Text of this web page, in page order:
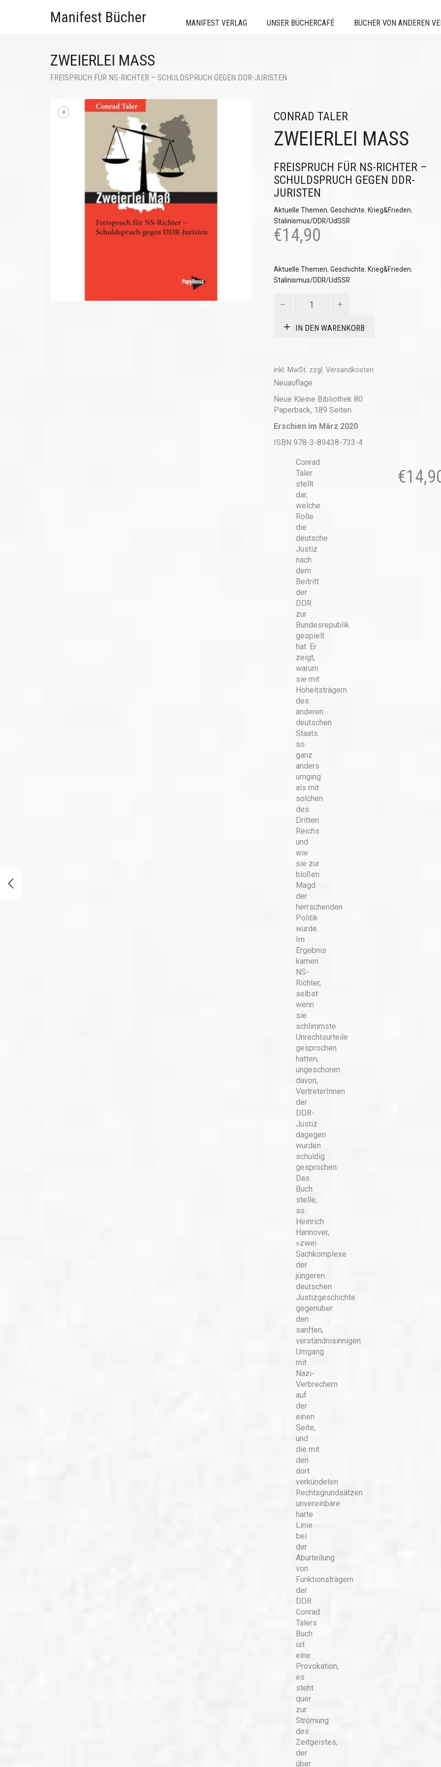
Manifest Bücher MANIFEST VERLAG UNSER BÜCHERCAFÉ BÜCHER VON ANDEREN
ZWEIERLEI MASS
FREISPRUCH FÜR NS-RICHTER – SCHULDSPRUCH GEGEN DDR-JURISTEN
+ CONRAD TALER
ZWEIERLEI MASS
FREISPRUCH FÜR NS-RICHTER –
SCHULDSPRUCH GEGEN DDR-
JURISTEN
Aktuelle Themen, Geschichte, Krieg&Frieden,
Stalinismus/DDR/UdSSR
€14,90
Aktuelle Themen, Geschichte, Krieg&Frieden,
Stalinismus/DDR/UdSSR
IN DEN WARENKORB
inkl. MwSt. zzgl. Versandkosten
Neuauflage
Neue Kleine Bibliothek 80
Paperback, 189 Seiten
Erschien im März 2020
ISBN 978-3-89438-733-4
Conrad
Taler
stellt
dar,
welche
Rolle
die
deutsche
Justiz
nach
dem
Beitritt
der
DDR
zur
Bundesrepublik
gespielt
hat. Er
zeigt,
warum
sie mit
Hoheitsträgern
des
anderen
deutschen
Staats
so
ganz
anders
umging
als mit
solchen
des
Dritten
Reichs
und
wie
sie zur
bloßen
Magd
der
herrschenden
Politik
wurde.
Im
Ergebnis
kamen
NS-
Richter,
selbst
wenn
sie
schlimmste
Unrechtsurteile
gesprochen
hatten,
ungeschoren
davon,
VertreterInnen
der
DDR-
Justiz
dagegen
wurden
schuldig
gesprochen.
Das
Buch
stelle,
so
Heinrich
Hannover,
»zwei
Sachkomplexe
der
jüngeren
deutschen
Justizgeschichte
gegenüber:
den
sanften,
verständnisinnigen
Umgang
mit
Nazi-
Verbrechern
auf
der
einen
Seite,
und
die mit
den
dort
verkündeten
Rechtsgrundsätzen
unvereinbare
harte
Linie
bei
der
Aburteilung
von
Funktionsträgern
der
DDR.
Conrad
Talers
Buch
ist
eine
Provokation,
es
steht
quer
zur
Strömung
des
Zeitgeistes,
der
über
€